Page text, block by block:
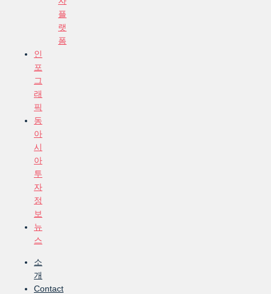
플
랫
폼
인
포
그
래
픽
동
아
시
아
투
자
정
보
뉴
스
소
개
Contact